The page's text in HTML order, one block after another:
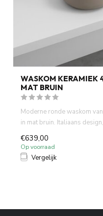
WASKOM KERAMIEK
MAT BRUIN
Moderne ronde waskom
in mat bruin. Italiaans
€639,00
Op voorraad
Vergelijk